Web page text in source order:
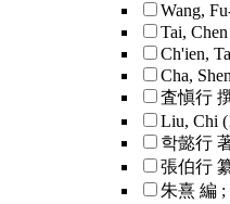
Wang,
Tai, Chen
Ch'ien,
Cha,
査愼行
Liu, Chi
학懿行
張伯行
朱熹 編